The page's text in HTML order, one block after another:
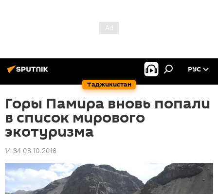
Таджикистан
РУС
Горы Памира вновь попали
в список мирового
экотуризма
14:34 08.10.2016